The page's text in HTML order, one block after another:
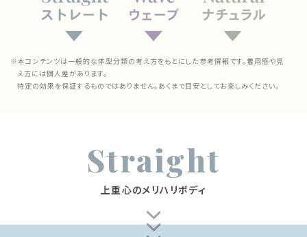
※本コンテンツは一般的な体型分類の考え方をもとにした参考情報です。着用感や見
え方には個人差があります。
特定の効果を保証するものではありません。あくまで目安としてお楽しみください。
Straight
上重心のメリハリボディ